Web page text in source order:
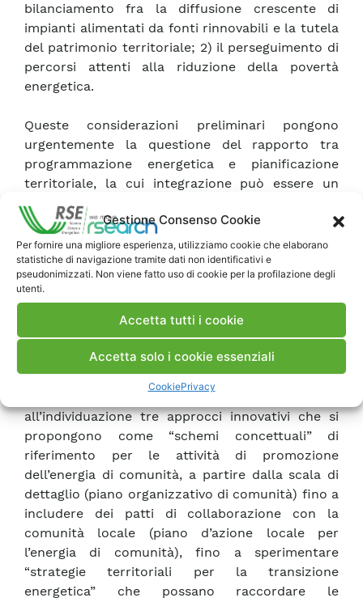
Gestione Consenso Cookie
Per fornire una migliore esperienza, utilizziamo cookie che elaborano
statistiche di navigazione tramite dati non identificativi e
pseudonimizzati. Non viene fatto uso di cookie per la profilazione degli
utenti.
Accetta tutti i cookie
Accetta solo i cookie essenziali
CookiePrivacy
bilanciamento fra la diffusione crescente di
impianti alimentati da fonti rinnovabili e la tutela
del patrimonio territoriale; 2) il perseguimento di
percorsi attenti alla riduzione della povertà
energetica.
Queste considerazioni preliminari pongono
urgentemente la questione del rapporto tra
programmazione energetica e pianificazione
territoriale, la cui integrazione può essere un
fattore decisivo per lo sviluppo e il
consolidamento nel tempo delle Comunità
dell’energia rinnovabile, nonché per assicurare
che le CER contribuiscano a prevenire e mitigare
le tensioni sociali e i dilemmi ambientali su scala
locale che la decarbonizzazione spinta può
Il rapporto, partendo dall’analisi degli strumenti
di programmazione e di pianificazione alle
diverse scale di applicazione, ha portato
all’individuazione tre approcci innovativi che si
propongono come “schemi concettuali” di
riferimento per le attività di promozione
dell’energia di comunità, a partire dalla scala di
dettaglio (piano organizzativo di comunità) fino a
includere dei patti di collaborazione con la
comunità locale (piano d’azione locale per
l’energia di comunità), fino a sperimentare
“strategie territoriali per la transizione
energetica” che possano raccordare le